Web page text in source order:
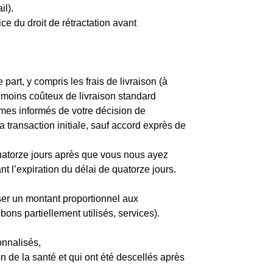
du droit de rétractation avant
part, y compris les frais de livraison (à
coûteux de livraison standard
informés de votre décision de
transaction initiale, sauf accord exprès de
jours après que vous nous ayez
l’expiration du délai de quatorze jours.
un montant proportionnel aux
partiellement utilisés, services).
de la santé et qui ont été descellés après